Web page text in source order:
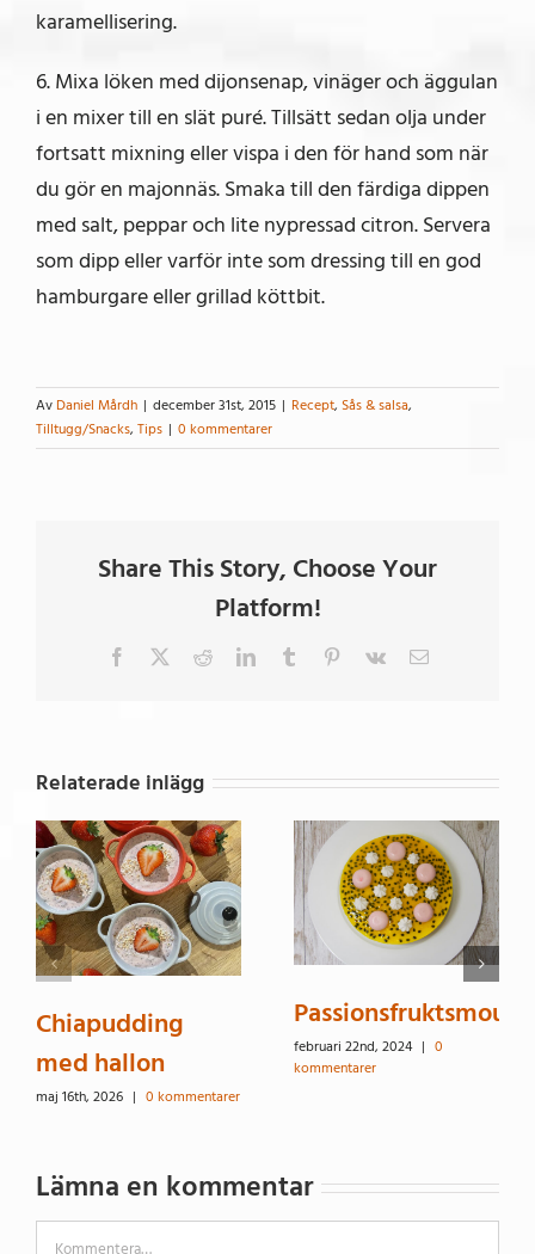
karamellisering.
6. Mixa löken med dijonsenap, vinäger och äggulan
i en mixer till en slät puré. Tillsätt sedan olja under
fortsatt mixning eller vispa i den för hand som när
du gör en majonnäs. Smaka till den färdiga dippen
med salt, peppar och lite nypressad citron. Servera
som dipp eller varför inte som dressing till en god
hamburgare eller grillad köttbit.
Av Daniel Mårdh | december 31st, 2015 | Recept, Sås & salsa,
Tilltugg/Snacks, Tips | 0 kommentarer
Share This Story, Choose Your
Platform!
Facebook RedditLinkedInTumblr Pinterest
Vk
E-
Relaterade inlägg
Chiapudding
med hallon
maj 16th, 2026 | 0 kommentarer
februari 22nd, 2024 | 0
kommentarer
Lämna en kommentar
Kommentar